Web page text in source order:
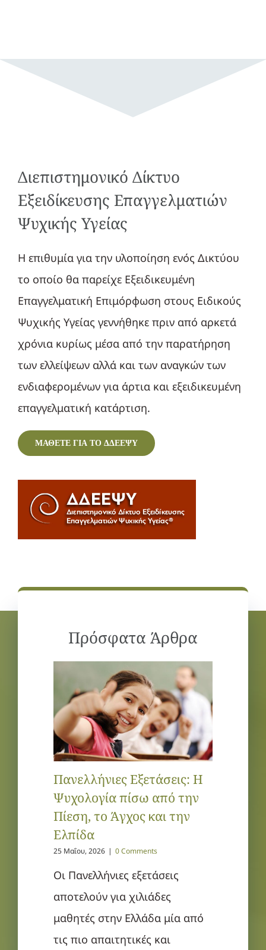
Διεπιστημονικό Δίκτυο
Εξειδίκευσης Επαγγελματιών
Ψυχικής Υγείας
Η επιθυμία για την υλοποίηση ενός Δικτύου
το οποίο θα παρείχε Εξειδικευμένη
Επαγγελματική Επιμόρφωση στους Ειδικούς
Ψυχικής Υγείας γεννήθηκε πριν από αρκετά
χρόνια κυρίως μέσα από την παρατήρηση
των ελλείψεων αλλά και των αναγκών των
ενδιαφερομένων για άρτια και εξειδικευμένη
επαγγελματική κατάρτιση.
ΜΑΘΕΤΕ ΓΙΑ ΤΟ ΔΔΕΕΨΥ
Πρόσφατα Άρθρα
Πανελλήνιες Εξετάσεις: Η
Ψυχολογία πίσω από την
Πίεση, το Άγχος και την
Ελπίδα
25 Μαΐου, 2026 | 0 Comments
Οι Πανελλήνιες εξετάσεις
αποτελούν για χιλιάδες
μαθητές στην Ελλάδα μία από
τις πιο απαιτητικές και